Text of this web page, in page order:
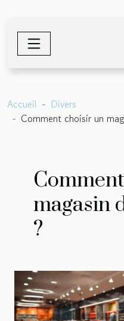
Accueil
Divers
Comment choisir un
magasin
?